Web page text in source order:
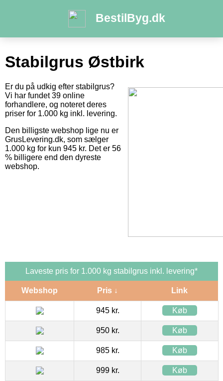
BestilByg.dk
Stabilgrus Østbirk
Er du på udkig efter stabilgrus?
Vi har fundet 39 online
forhandlere, og noteret deres
priser for 1.000 kg inkl. levering.
Den billigste webshop lige nu er
GrusLevering.dk, som sælger
1.000 kg for kun 945 kr. Det er 56
% billigere end den dyreste
webshop.
Laveste pris for 1.000 kg stabilgrus inkl. levering*
Webshop Pris ↓ Link
945 kr. Køb
950 kr. Køb
985 kr. Køb
999 kr. Køb